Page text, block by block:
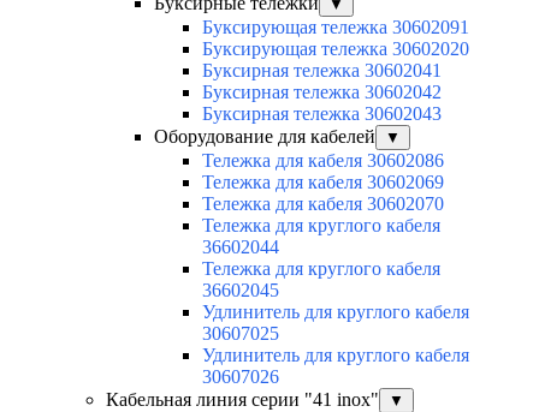
▼
Буксирующая тележка 30602091
Буксирующая тележка 30602020
Буксирная тележка 30602041
Буксирная тележка 30602042
Буксирная тележка 30602043
Оборудование для кабелей
▼
Тележка для кабеля 30602086
Тележка для кабеля 30602069
Тележка для кабеля 30602070
Тележка для круглого кабеля
36602044
Тележка для круглого кабеля
36602045
Удлинитель для круглого кабеля
30607025
Удлинитель для круглого кабеля
30607026
Кабельная линия серии "41 inox"
▼